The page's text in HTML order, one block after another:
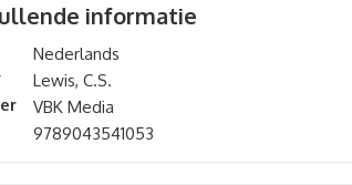
informatie
Nederlands
Lewis, C.S.
VBK Media
9789043541053